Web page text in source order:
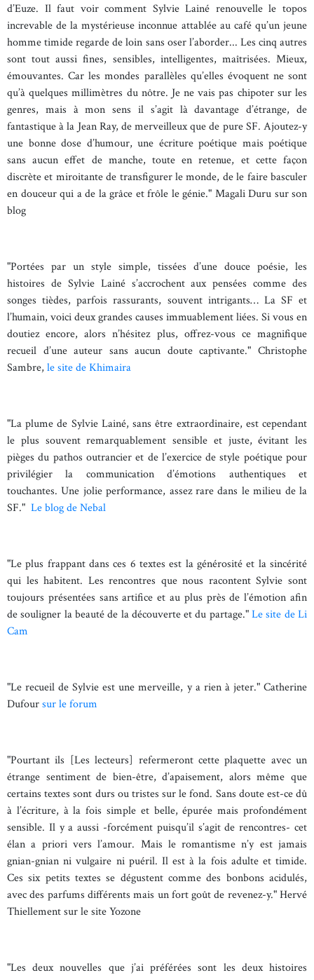
d’Euze. Il faut voir comment Sylvie Lainé renouvelle le topos
increvable de la mystérieuse inconnue attablée au café qu’un jeune
homme timide regarde de loin sans oser l’aborder... Les cinq autres
sont tout aussi fines, sensibles, intelligentes, maîtrisées. Mieux,
émouvantes. Car les mondes parallèles qu’elles évoquent ne sont
qu’à quelques millimètres du nôtre. Je ne vais pas chipoter sur les
genres, mais à mon sens il s’agit là davantage d’étrange, de
fantastique à la Jean Ray, de merveilleux que de pure SF. Ajoutez-y
une bonne dose d’humour, une écriture poétique mais poétique
sans aucun effet de manche, toute en retenue, et cette façon
discrète et miroitante de transfigurer le monde, de le faire basculer
en douceur qui a de la grâce et frôle le génie." Magali Duru sur son
blog
"Portées par un style simple, tissées d’une douce poésie, les
histoires de Sylvie Lainé s’accrochent aux pensées comme des
songes tièdes, parfois rassurants, souvent intrigants… La SF et
l’humain, voici deux grandes causes immuablement liées. Si vous en
doutiez encore, alors n’hésitez plus, offrez-vous ce magnifique
recueil d’une auteur sans aucun doute captivante." Christophe
Sambre, le site de Khimaira
"La plume de Sylvie Lainé, sans être extraordinaire, est cependant
le plus souvent remarquablement sensible et juste, évitant les
pièges du pathos outrancier et de l’exercice de style poétique pour
privilégier la communication d’émotions authentiques et
touchantes. Une jolie performance, assez rare dans le milieu de la
SF." Le blog de Nebal
"Le plus frappant dans ces 6 textes est la générosité et la sincérité
qui les habitent. Les rencontres que nous racontent Sylvie sont
toujours présentées sans artifice et au plus près de l’émotion afin
de souligner la beauté de la découverte et du partage."Le site de Li
Cam
"Le recueil de Sylvie est une merveille, y a rien à jeter." Catherine
Dufoursur le forum
"Pourtant ils [Les lecteurs] refermeront cette plaquette avec un
étrange sentiment de bien-être, d’apaisement, alors même que
certains textes sont durs ou tristes sur le fond. Sans doute est-ce dû
à l’écriture, à la fois simple et belle, épurée mais profondément
sensible. Il y a aussi -forcément puisqu’il s’agit de rencontres- cet
élan a priori vers l’amour. Mais le romantisme n’y est jamais
gnian-gnian ni vulgaire ni puéril. Il est à la fois adulte et timide.
Ces six petits textes se dégustent comme des bonbons acidulés,
avec des parfums différents mais un fort goût de revenez-y." Hervé
Thiellement sur le site Yozone
"Les deux nouvelles que j’ai préférées sont les deux histoires